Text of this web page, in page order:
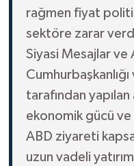
rağmen fiyat
sektöre zarar
Siyasi Mesajlar ve
tarafından
ekonomik gücü ve
ABD ziyareti
uzun vadeli